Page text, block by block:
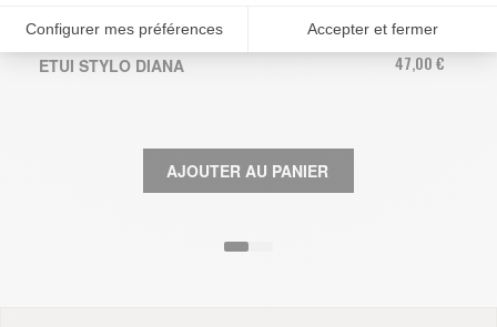
ETUI STYLO DIANA 47,00 €
AJOUTER AU PANIER